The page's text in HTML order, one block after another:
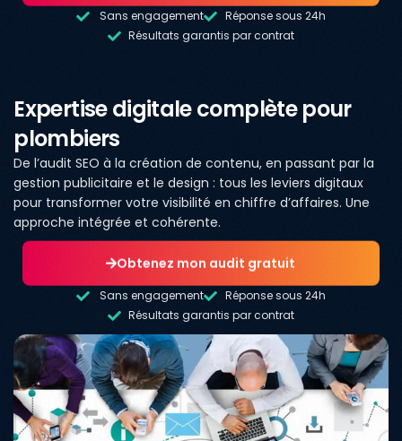
Sans engagement
Réponse sous 24h
Résultats garantis par contrat
Expertise digitale complète pour
plombiers
De l’audit SEO à la création de contenu, en passant par la
gestion publicitaire et le design : tous les leviers digitaux
pour transformer votre visibilité en chiffre d’affaires. Une
approche intégrée et cohérente.
Obtenez mon audit gratuit
Sans engagement
Réponse sous 24h
Résultats garantis par contrat